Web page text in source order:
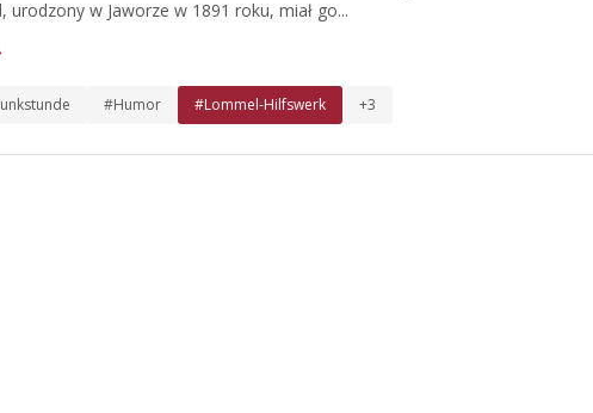
urodzony w Jaworze w 1891 roku, miał go...
#Humor #Lommel-Hilfswerk +3